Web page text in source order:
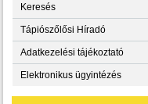
Keresés
Tápiószőlősi Híradó
Adatkezelési tájékoztató
Elektronikus ügyintézés